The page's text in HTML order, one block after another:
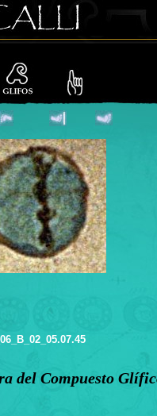
del Compuesto